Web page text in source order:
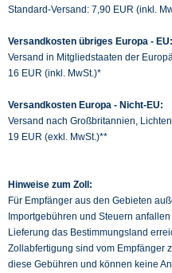
Standard-Versand: 7,90 EUR (inkl.
Versandkosten übriges Europa - EU:
Versand in Mitgliedstaaten der
16 EUR (inkl. MwSt.)*
Versandkosten Europa - Nicht-EU:
Versand nach Großbritannien,
19 EUR (exkl. MwSt.)**
Hinweise zum Zoll:
Für Empfänger aus den Gebieten
Importgebühren und Steuern
Lieferung das Bestimmungsland
Zollabfertigung sind vom Empfänger
diese Gebühren und können keine